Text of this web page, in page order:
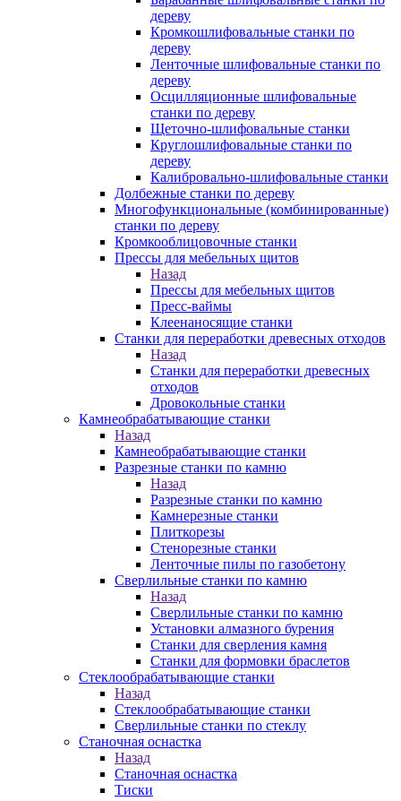
дереву
Кромкошлифовальные станки по
дереву
Ленточные шлифовальные станки по
дереву
Осцилляционные шлифовальные
станки по дереву
Щеточно-шлифовальные станки
Круглошлифовальные станки по
дереву
Калибровально-шлифовальные станки
Долбежные станки по дереву
Многофункциональные (комбинированные)
станки по дереву
Кромкооблицовочные станки
Прессы для мебельных щитов
Назад
Прессы для мебельных щитов
Пресс-ваймы
Клеенаносящие станки
Станки для переработки древесных отходов
Назад
Станки для переработки древесных
отходов
Дровокольные станки
Камнеобрабатывающие станки
Назад
Камнеобрабатывающие станки
Разрезные станки по камню
Назад
Разрезные станки по камню
Камнерезные станки
Плиткорезы
Стенорезные станки
Ленточные пилы по газобетону
Сверлильные станки по камню
Назад
Сверлильные станки по камню
Установки алмазного бурения
Станки для сверления камня
Станки для формовки браслетов
Стеклообрабатывающие станки
Назад
Стеклообрабатывающие станки
Сверлильные станки по стеклу
Станочная оснастка
Назад
Станочная оснастка
Тиски